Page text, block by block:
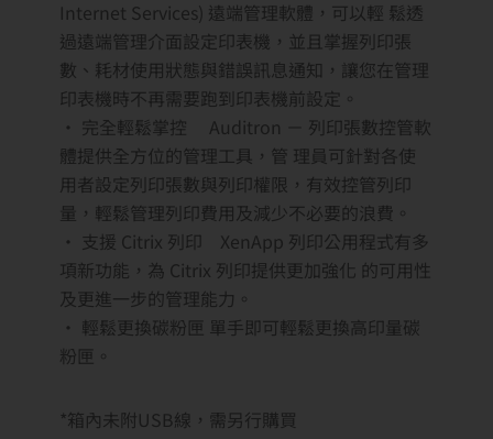
Internet Services) 遠端管理軟體，可以輕 鬆透
過遠端管理介面設定印表機，並且掌握列印張
數、耗材使用狀態與錯誤訊息通知，讓您在管理
印表機時不再需要跑到印表機前設定。
• 完全輕鬆掌控 Auditron － 列印張數控管軟
體提供全方位的管理工具，管 理員可針對各使
用者設定列印張數與列印權限，有效控管列印
量，輕鬆管理列印費用及減少不必要的浪費。
• 支援 Citrix 列印 XenApp 列印公用程式有多
項新功能，為 Citrix 列印提供更加強化 的可用性
及更進一步的管理能力。
• 輕鬆更換碳粉匣 單手即可輕鬆更換高印量碳
粉匣。
*箱內未附USB線，需另行購買